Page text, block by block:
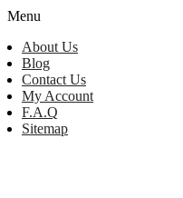
Menu
About Us
Blog
Contact Us
My Account
F.A.Q
Sitemap